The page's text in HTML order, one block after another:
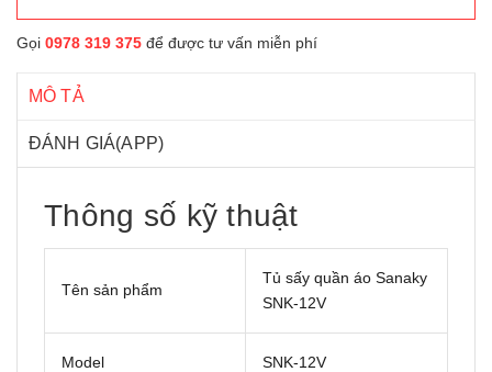
Gọi 0978 319 375 để được tư vấn miễn phí
MÔ TẢ
ĐÁNH GIÁ(APP)
Thông số kỹ thuật
Tên sản phẩm
Tủ sấy quần áo Sanaky
SNK-12V
Model SNK-12V